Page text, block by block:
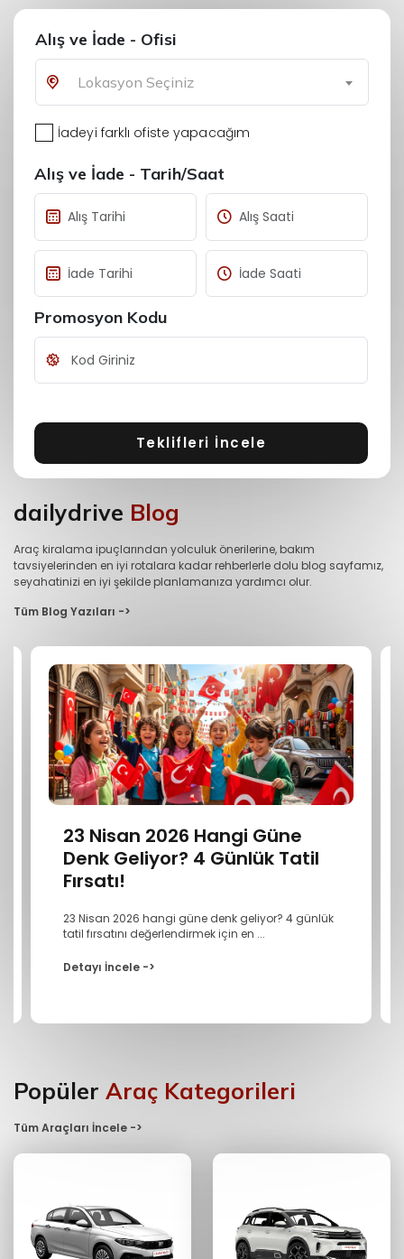
Alış ve İade - Ofisi
Lokasyon Seçiniz
İadeyi farklı ofiste yapacağım
Alış ve İade - Tarih/Saat
Promosyon Kodu
Teklifleri İncele
dailydrive Blog
Araç kiralama ipuçlarından yolculuk önerilerine, bakım
tavsiyelerinden en iyi rotalara kadar rehberlerle dolu blog sayfamız,
seyahatinizi en iyi şekilde planlamanıza yardımcı olur.
Tüm Blog Yazıları ->
23 Nisan 2026 Hangi Güne
Denk Geliyor? 4 Günlük Tatil
Fırsatı!
23 Nisan 2026 hangi güne denk geliyor? 4 günlük
tatil fırsatını değerlendirmek için en ...
Detayı İncele ->
Popüler Araç Kategorileri
Tüm Araçları İncele ->